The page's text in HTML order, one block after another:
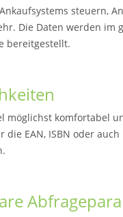
steuern,
Die Daten werden im
bereitgestellt.
möglichst komfortabel
die EAN, ISBN oder